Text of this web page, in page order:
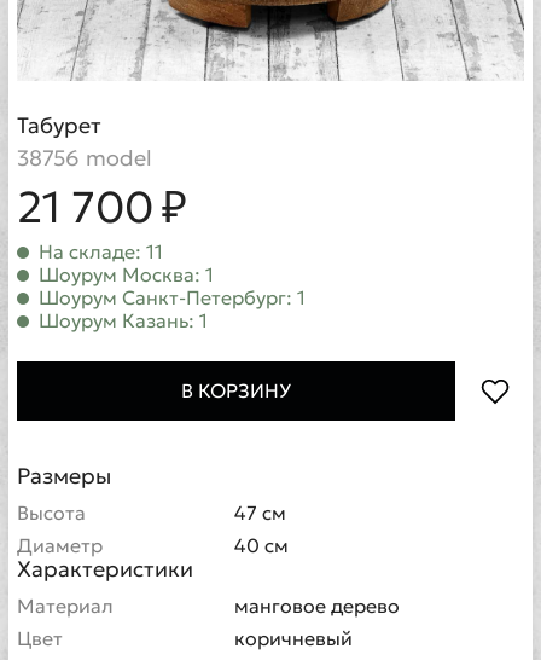
Табурет
38756 model
21 700 ₽
На складе: 11
Шоурум Москва: 1
Шоурум Санкт-Петербург: 1
Шоурум Казань: 1
В КОРЗИНУ
Размеры
Высота
47 см
Диаметр
40 см
Характеристики
Материал
манговое дерево
Цвет
коричневый